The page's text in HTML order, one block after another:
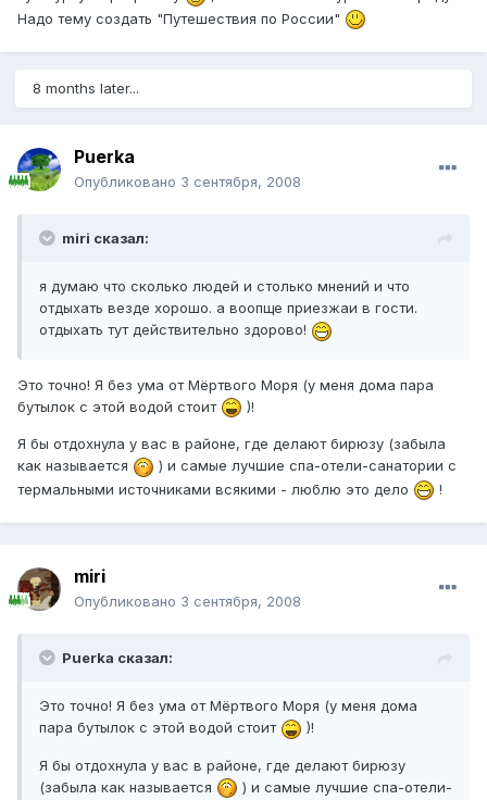
Надо тему создать "Путешествия по России"
8 months later...
Puerka
Опубликовано 3 сентября, 2008
miri сказал:
я думаю что сколько людей и столько мнений и что
отдыхать везде хорошо. а воопще приезжаи в гости.
отдыхать тут действительно здорово!
Это точно! Я без ума от Мёртвого Моря (у меня дома пара
бутылок с этой водой стоит
)!
Я бы отдохнула у вас в районе, где делают бирюзу (забыла
как называется
) и самые лучшие спа-отели-санатории с
термальными источниками всякими - люблю это дело
!
miri
Опубликовано 3 сентября, 2008
Puerka сказал:
Это точно! Я без ума от Мёртвого Моря (у меня дома
пара бутылок с этой водой стоит
)!
Я бы отдохнула у вас в районе, где делают бирюзу
(забыла как называется
) и самые лучшие спа-отели-